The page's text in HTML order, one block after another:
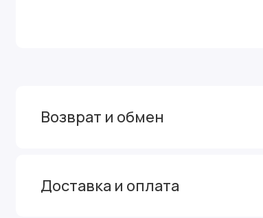
Возврат и обмен
Доставка и оплата